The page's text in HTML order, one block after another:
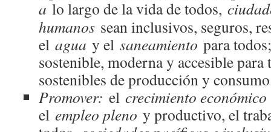
a lo largo de la vida de todos,
humanos sean inclusivos, seguros,
el agua y el saneamiento para
sostenible, moderna y accesible para
sostenibles de producción y
Promover: el crecimiento
el empleo pleno y productivo, el